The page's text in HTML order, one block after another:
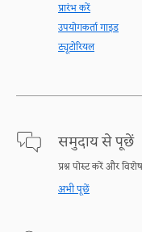
प्रारंभ करें
उपयोगकर्ता गाइड
ट्यूटोरियल
समुदाय से पूछें
प्रश्न पोस्ट करें और
अभी पूछें